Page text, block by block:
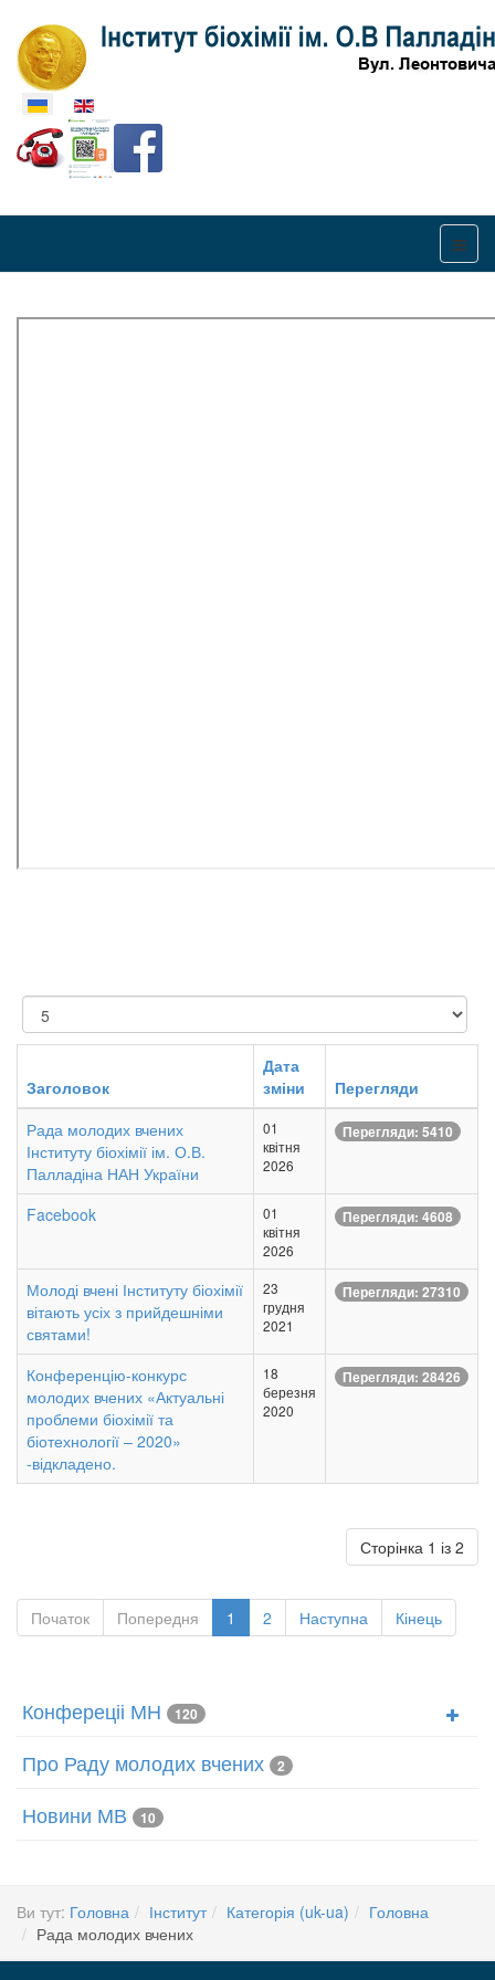
Оберіть свою мову
Показувати
Заголовок
Дата
зміни
Перегляди
Рада молодих вчених
Інституту біохімії ім. О.В.
Палладіна НАН України
01
квітня
2026
Перегляди: 5410
Facebook
01
квітня
2026
Перегляди: 4608
Молоді вчені Інституту біохімії
вітають усіх з прийдешніми
святами!
23
грудня
2021
Перегляди: 27310
Конференцію-конкурс
молодих вчених «Актуальні
проблеми біохімії та
біотехнології – 2020»
-відкладено.
18
березня
2020
Перегляди: 28426
Сторінка 1 із 2
Початок Попередня 1 2 Наступна Кінець
Конфереціі МН 120
Про Раду молодих вчених 2
Новини МВ 10
Ви тут: Головна Інститут Категорія (uk-ua)
Головна
Рада молодих вчених